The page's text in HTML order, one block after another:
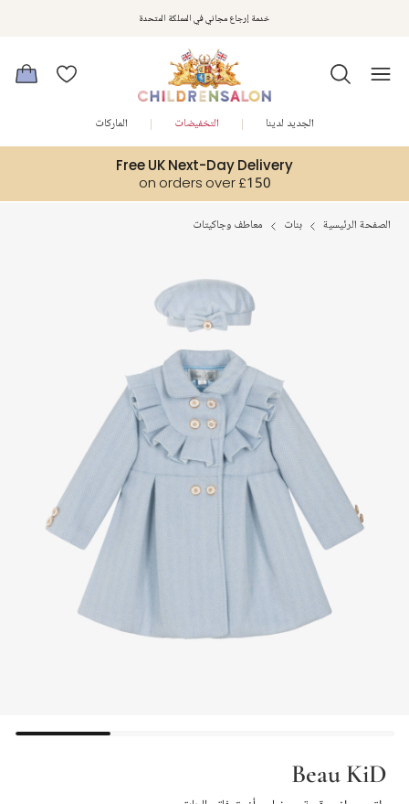
استمتعوا بخصم 10% على طلبيتكم الأولى كهدية ترحيب. سجلوا من هناخدمة إرجاع مجاني في المملكة المتحدة
Free UK Next-Day Delivery
on orders over £150
الجديد لدينا التخفيضات الماركات
الصفحة الرئيسية بنات معاطف وجاكيتات
Beau KiD